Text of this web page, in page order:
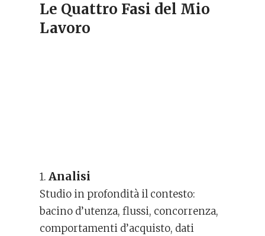
Le Quattro Fasi del Mio
Lavoro
1. Analisi
Studio in profondità il contesto:
bacino d’utenza, flussi, concorrenza,
comportamenti d’acquisto, dati